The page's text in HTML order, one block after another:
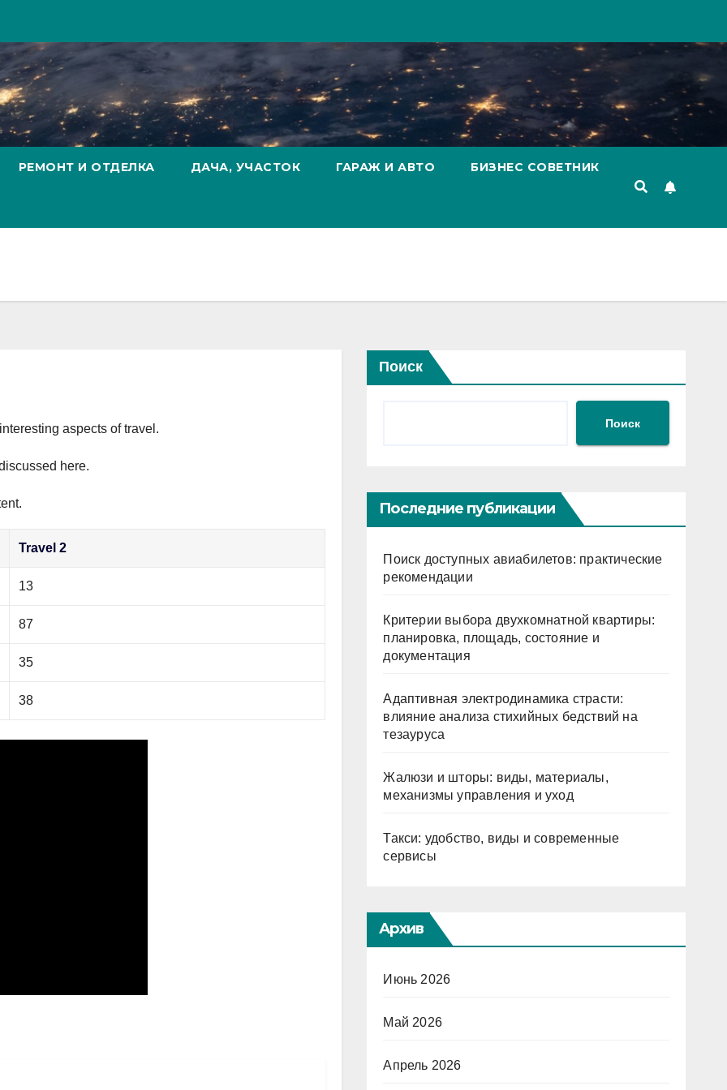
РЕМОНТ И ОТДЕЛКА ДАЧА, УЧАСТОК ГАРАЖ И АВТО БИЗНЕС СОВЕТНИК
aspects of travel.
here.
Travel 2
13
87
35
38
Поиск
Поиск
Последние публикации
Поиск доступных авиабилетов: практические
рекомендации
Критерии выбора двухкомнатной квартиры:
планировка, площадь, состояние и
документация
Адаптивная электродинамика страсти:
влияние анализа стихийных бедствий на
тезауруса
Жалюзи и шторы: виды, материалы,
механизмы управления и уход
Такси: удобство, виды и современные
сервисы
Архив
Июнь 2026
Май 2026
Апрель 2026